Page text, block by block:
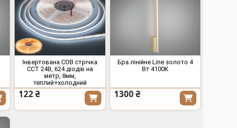
Інвертована COB стрічка
CCT 24В, 624 діодів на
метр, 8мм,
теплий+холодний
122 ₴
Бра лінійне Line золото 4
Вт 4100K
1300 ₴